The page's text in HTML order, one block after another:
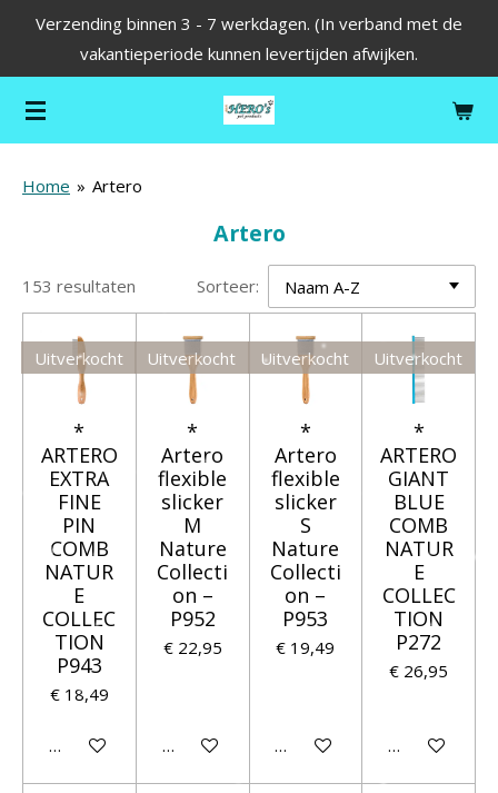
de
hoofdinhoud
Verzending binnen 3 - 7 werkdagen. (In verband met de
vakantieperiode kunnen levertijden afwijken.
Home » Artero
Artero
153 resultaten Sorteer:
Uitverkocht
*
ARTERO
EXTRA
FINE
PIN
COMB
NATUR
E
COLLEC
TION
P943
€ 18,49
Houd mij op de hoogte
Uitverkocht
*
Artero
flexible
slicker
M
Nature
Collecti
on –
P952
€ 22,95
Houd mij op de hoogte
Uitverkocht
*
Artero
flexible
slicker
S
Nature
Collecti
on –
P953
€ 19,49
Houd mij op de hoogte
Uitverkocht
*
ARTERO
GIANT
BLUE
COMB
NATUR
E
COLLEC
TION
P272
€ 26,95
Houd mij op